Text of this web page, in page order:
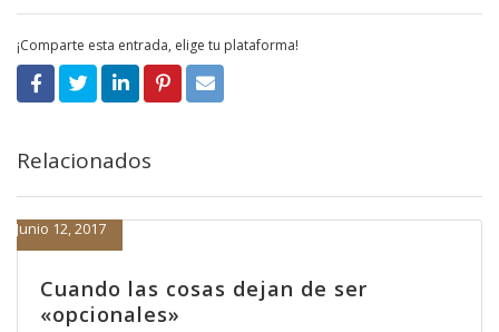
¡Comparte esta entrada, elige tu plataforma!
Relacionados
Cuando las cosas dejan de ser
«opcionales»
Junio 12, 2017